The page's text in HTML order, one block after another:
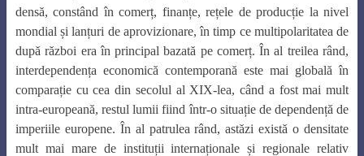
densă, constând în comerț, finanțe, rețele de producție la nivel
mondial și lanțuri de aprovizionare, în timp ce multipolaritatea de
după război era în principal bazată pe comerț. În al treilea rând,
interdependența economică contemporană este mai globală în
comparație cu cea din secolul al XIX-lea, când a fost mai mult
intra-europeană, restul lumii fiind într-o situație de dependență de
imperiile europene. În al patrulea rând, astăzi există o densitate
mult mai mare de instituții internaționale și regionale relativ